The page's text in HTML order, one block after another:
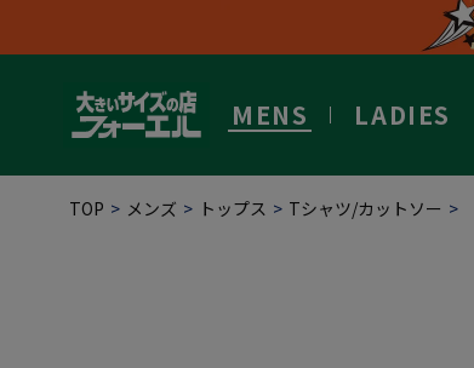
MENS LADIES
TOP メンズ トップス Tシャツ/カットソー